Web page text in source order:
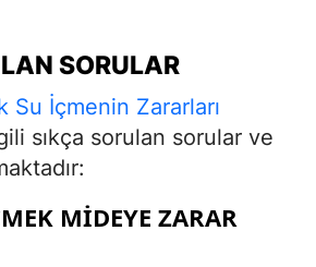
SORULAR
Su İçmenin Zararları
sıkça sorulan sorular ve
MIDEYE ZARAR